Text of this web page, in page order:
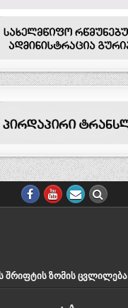
ᲨᲠᲘᲤᲢᲘᲡ ᲖᲝᲛᲘᲡ ᲪᲕᲚᲘᲚᲔᲑᲐ
Decrease
Reset